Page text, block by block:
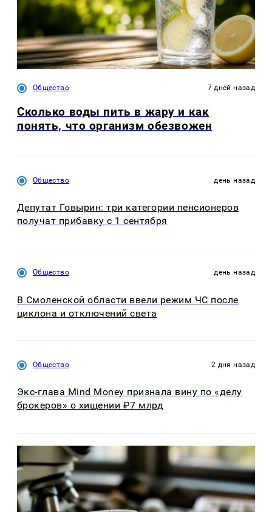
Общество 7 дней назад
Сколько воды пить в жару и как
понять, что организм обезвожен
Общество день назад
Депутат Говырин: три категории пенсионеров
получат прибавку с 1 сентября
Общество день назад
В Смоленской области ввели режим ЧС после
циклона и отключений света
Общество 2 дня назад
Экс-глава Mind Money признала вину по «делу
брокеров» о хищении ₽7 млрд